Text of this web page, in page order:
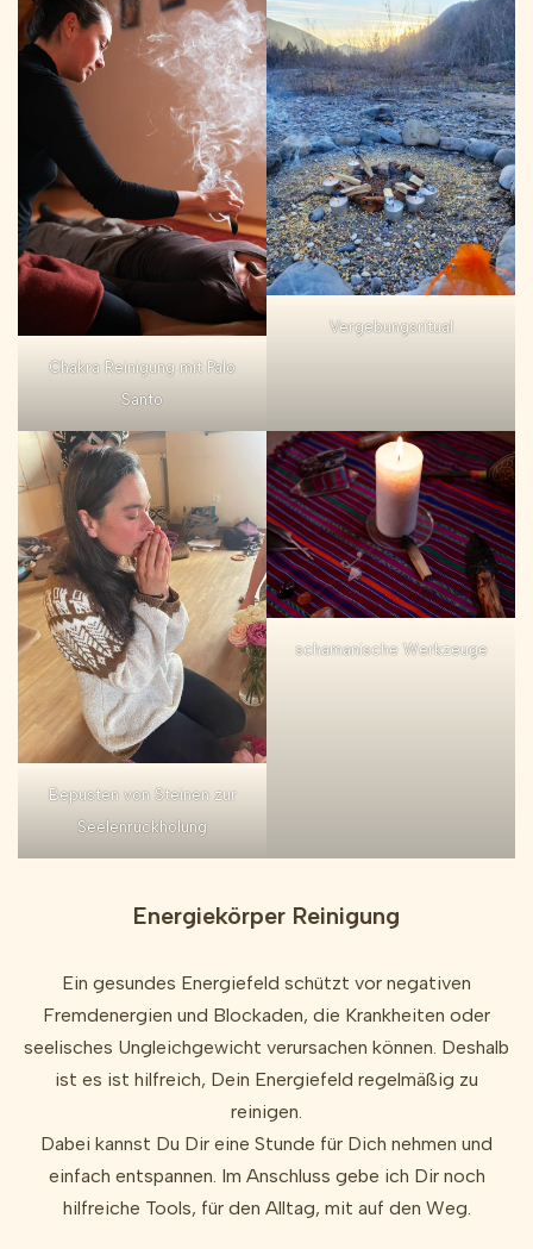
Chakra Reinigung mit Palo
Santo
Vergebungsritual
Bepusten von Steinen zur
Seelenrückholung
schamanische Werkzeuge
Energiekörper Reinigung
Ein gesundes Energiefeld schützt vor negativen
Fremdenergien und Blockaden, die Krankheiten oder
seelisches Ungleichgewicht verursachen können. Deshalb
ist es ist hilfreich, Dein Energiefeld regelmäßig zu
reinigen.
Dabei kannst Du Dir eine Stunde für Dich nehmen und
einfach entspannen. Im Anschluss gebe ich Dir noch
hilfreiche Tools, für den Alltag, mit auf den Weg.